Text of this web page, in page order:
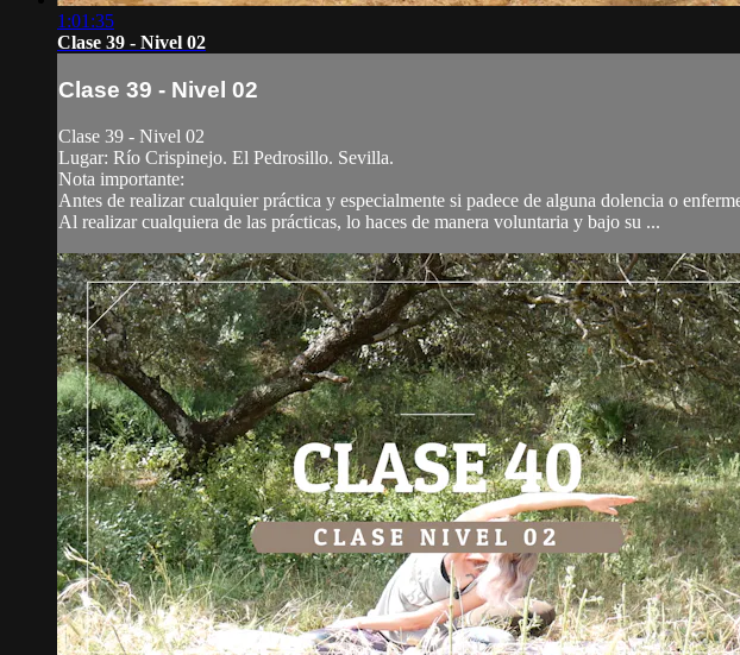
1:01:35
Clase 39 - Nivel 02
Clase 39 - Nivel 02
Clase 39 - Nivel 02
Lugar: Río Crispinejo. El Pedrosillo. Sevilla.
Nota importante:
Antes de realizar cualquier práctica y especialmente si padece de alguna dolencia o
Al realizar cualquiera de las prácticas, lo haces de manera voluntaria y bajo su ...